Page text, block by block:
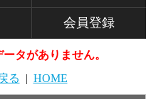
会員登録
タがありません。
る
HOME